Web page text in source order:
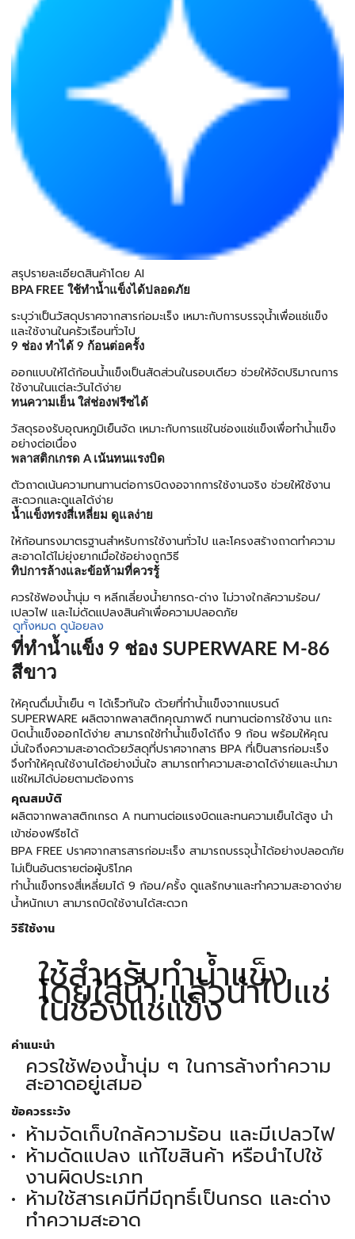
สรุปรายละเอียดสินค้าโดย AI
BPA FREE ใช้ทำน้ำแข็งได้ปลอดภัย
ระบุว่าเป็นวัสดุปราศจากสารก่อมะเร็ง เหมาะกับการบรรจุน้ำเพื่อแช่แข็ง
และใช้งานในครัวเรือนทั่วไป
9 ช่อง ทำได้ 9 ก้อนต่อครั้ง
ออกแบบให้ได้ก้อนน้ำแข็งเป็นสัดส่วนในรอบเดียว ช่วยให้จัดปริมาณการ
ใช้งานในแต่ละวันได้ง่าย
ทนความเย็น ใส่ช่องฟรีซได้
วัสดุรองรับอุณหภูมิเย็นจัด เหมาะกับการแช่ในช่องแช่แข็งเพื่อทำน้ำแข็ง
อย่างต่อเนื่อง
พลาสติกเกรด A เน้นทนแรงบิด
ตัวถาดเน้นความทนทานต่อการบิดงอจากการใช้งานจริง ช่วยให้ใช้งาน
สะดวกและดูแลได้ง่าย
น้ำแข็งทรงสี่เหลี่ยม ดูแลง่าย
ให้ก้อนทรงมาตรฐานสำหรับการใช้งานทั่วไป และโครงสร้างถาดทำความ
สะอาดได้ไม่ยุ่งยากเมื่อใช้อย่างถูกวิธี
ทิปการล้างและข้อห้ามที่ควรรู้
ควรใช้ฟองน้ำนุ่ม ๆ หลีกเลี่ยงน้ำยากรด-ด่าง ไม่วางใกล้ความร้อน/
เปลวไฟ และไม่ดัดแปลงสินค้าเพื่อความปลอดภัย
ดูทั้งหมด ดูน้อยลง
ที่ทำน้ำแข็ง 9 ช่อง SUPERWARE M-86
สีขาว
ให้คุณดื่มน้ำเย็น ๆ ได้เร็วทันใจ ด้วยที่ทำน้ำแข็งจากแบรนด์
SUPERWARE ผลิตจากพลาสติกคุณภาพดี ทนทานต่อการใช้งาน แกะ
บิดน้ำแข็งออกได้ง่าย สามารถใช้ทำน้ำแข็งได้ถึง 9 ก้อน พร้อมให้คุณ
มั่นใจถึงความสะอาดด้วยวัสดุที่ปราศจากสาร BPA ที่เป็นสารก่อมะเร็ง
จึงทำให้คุณใช้งานได้อย่างมั่นใจ สามารถทำความสะอาดได้ง่ายและนำมา
แช่ใหม่ได้บ่อยตามต้องการ
คุณสมบัติ
ผลิตจากพลาสติกเกรด A ทนทานต่อแรงบิดและทนความเย็นได้สูง นำ
เข้าช่องฟรีซได้
BPA FREE ปราศจากสารสารก่อมะเร็ง สามารถบรรจุน้ำได้อย่างปลอดภัย
ไม่เป็นอันตรายต่อผู้บริโภค
ทำน้ำแข็งทรงสี่เหลี่ยมได้ 9 ก้อน/ครั้ง ดูแลรักษาและทำความสะอาดง่าย
น้ำหนักเบา สามารถบิดใช้งานได้สะดวก
วิธีใช้งาน
ใช้สำหรับทำน้ำแข็ง
โดยใส่น้ำ แล้วนำไปแช่
ในช่องแช่แข็ง
คำแนะนำ
ควรใช้ฟองน้ำนุ่ม ๆ ในการล้างทำความ
สะอาดอยู่เสมอ
ข้อควรระวัง
ห้ามจัดเก็บใกล้ความร้อน และมีเปลวไฟ
ห้ามดัดแปลง แก้ไขสินค้า หรือนำไปใช้
งานผิดประเภท
ห้ามใช้สารเคมีที่มีฤทธิ์เป็นกรด และด่าง
ทำความสะอาด